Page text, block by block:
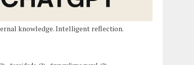
knowledge. Intelligent reflection.